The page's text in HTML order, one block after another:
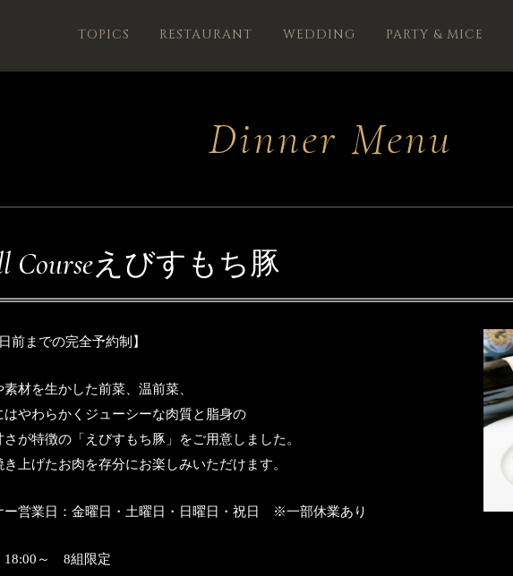
TOPICS RESTAURANT WEDDING PARTY & MICE
Dinner Menu
Courseえびすもち豚
前までの完全予約制】
材を生かした前菜、温前菜、
はやわらかくジューシーな肉質と脂身の
さが特徴の「えびすもち豚」をご用意しました。
き上げたお肉を存分にお楽しみいただけます。
営業日：金曜日・土曜日・日曜日・祝日 ※一部休業あり
～ 8組限定